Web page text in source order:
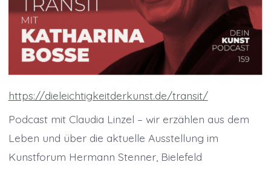
https://dieleichtigkeitderkunst.de/transit/
Podcast mit Claudia Linzel – wir erzählen aus dem
Leben und über die aktuelle Ausstellung im
Kunstforum Hermann Stenner, Bielefeld